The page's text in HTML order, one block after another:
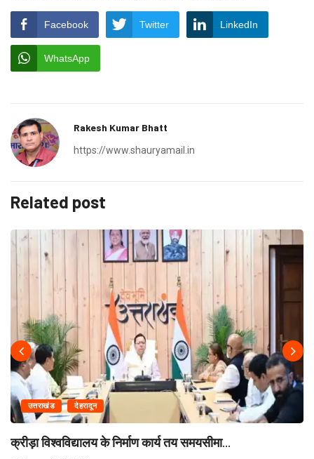
Facebook Twitter LinkedIn
WhatsApp
Rakesh Kumar Bhatt
https://www.shauryamail.in
Related post
उत्तराखंड देहरादून
क्रीड़ा विश्वविद्यालय के निर्माण कार्य तय समयसीमा...